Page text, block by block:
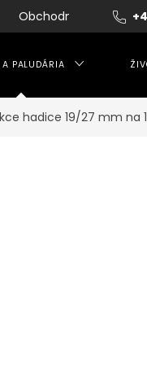
Obchodní podmínky
PALUDÁRIA
hadice 19/27 mm na